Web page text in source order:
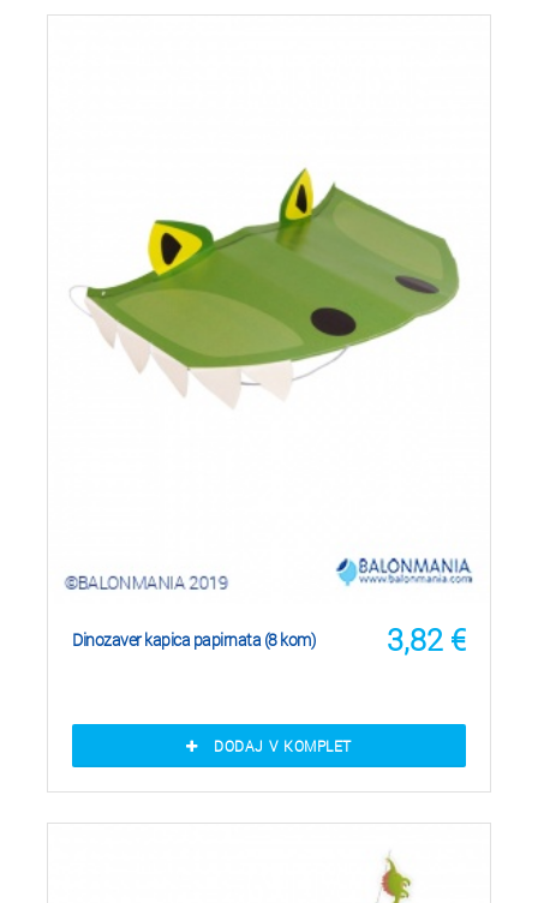
3,82 €
Dinozaver kapica papirnata (8 kom)
DODAJ V KOMPLET